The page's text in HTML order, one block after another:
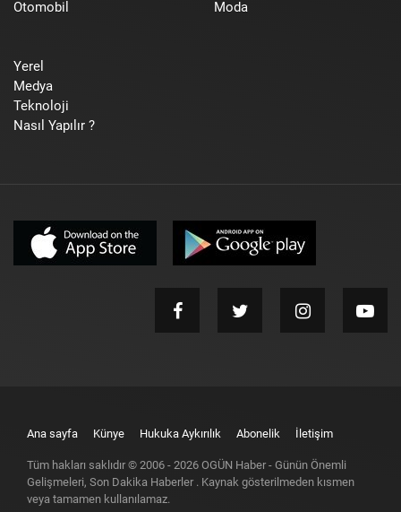
Otomobil
Moda
Yerel
Medya
Teknoloji
Nasıl Yapılır ?
Ana sayfa Künye Hukuka Aykırılık Abonelik İletişim
Tüm hakları saklıdır © 2006 - 2026 OGÜN Haber - Günün Önemli
Gelişmeleri, Son Dakika Haberler . Kaynak gösterilmeden kısmen
veya tamamen kullanılamaz.